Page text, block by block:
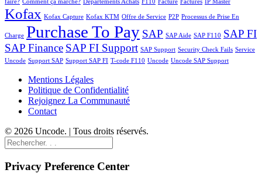
faire? Comment ça marche? Départements Achats F110 Facture Factures IP Master
Kofax Kofax Capture Kofax KTM Offre de Service P2P Processus de Prise En
Charge Purchase To Pay SAP SAP Aide SAP F110 SAP FI
SAP Finance SAP FI Support SAP Support Security Check Fails Service
Uncode Support SAP Support SAP FI T-code F110 Uncode Uncode SAP Support
Mentions Légales
Politique de Confidentialité
Rejoignez La Communauté
Contact
© 2026 Uncode. | Tous droits réservés.
Privacy Preference Center